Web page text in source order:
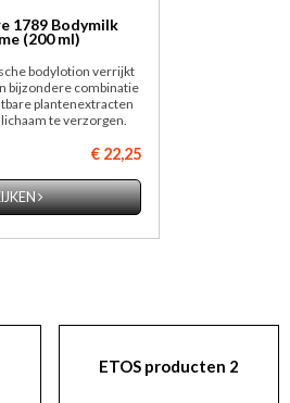
1789 Bodymilk
(200 ml)
bodylotion verrijkt
bijzondere combinatie
plantenextracten
te verzorgen.
€ 22,25
ETOS producten 2